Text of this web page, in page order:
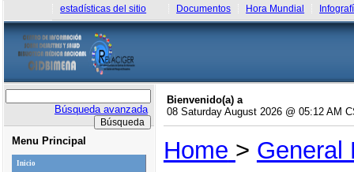
estadísticas del sitio Documentos Hora Mundial
Búsqueda avanzada
Menu Principal
Inicio
Bienvenido(a) a
08 Saturday August 2026 @ 05:12 AM
Home > General